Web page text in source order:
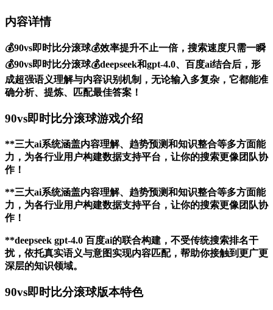
内容详情
💰90vs即时比分滚球💰效率提升不止一倍，搜索速度只需一瞬
💰90vs即时比分滚球💰deepseek和gpt-4.0、百度ai结合后，形
成超强语义理解与内容识别机制，无论输入多复杂，它都能准
确分析、提炼、匹配最佳答案！
90vs即时比分滚球游戏介绍
**三大ai系统涵盖内容理解、趋势预测和知识整合等多方面能
力，为各行业用户构建数据支持平台，让你的搜索更像团队协
作！
**三大ai系统涵盖内容理解、趋势预测和知识整合等多方面能
力，为各行业用户构建数据支持平台，让你的搜索更像团队协
作！
**deepseek gpt-4.0 百度ai的联合构建，不受传统搜索排名干
扰，依托真实语义与意图实现内容匹配，帮助你接触到更广更
深层的知识领域。
90vs即时比分滚球版本特色